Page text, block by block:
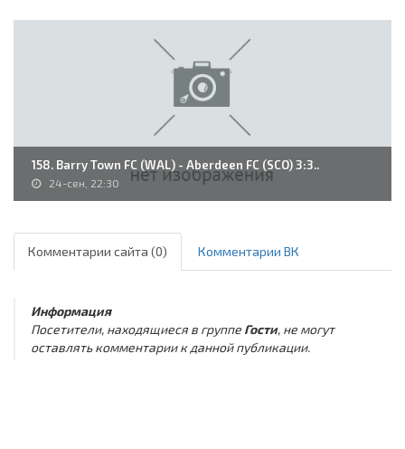
158. Barry Town FC (WAL) - Aberdeen FC (SCO) 3:3..
24-сен, 22:30
Комментарии сайта (0) Комментарии ВК
Информация
Посетители, находящиеся в группе Гости, не могут
оставлять комментарии к данной публикации.